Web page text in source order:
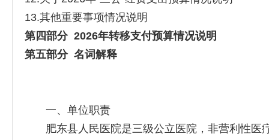
13.其他重要事项情况说明
第四部分 2026年转移支付预算情况说明
第五部分 名词解释
一、单位职责
肥东县人民医院是三级公立医院，非营利性医